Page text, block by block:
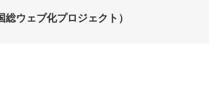
ウェブ化プロジェクト）